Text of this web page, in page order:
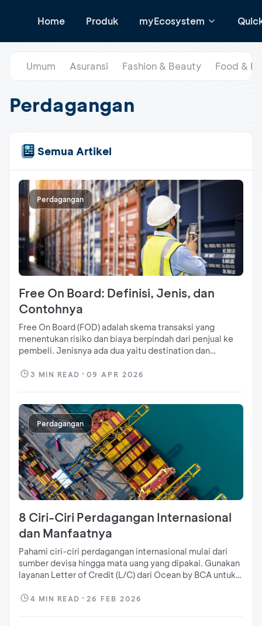
Home Produk myEcosystem
Umum Asuransi Fashion & Beauty Food &
Perdagangan
Semua Artikel
Perdagangan
Free On Board: Definisi, Jenis, dan
Contohnya
Free On Board (FOD) adalah skema transaksi yang
menentukan risiko dan biaya berpindah dari penjual ke
pembeli. Jenisnya ada dua yaitu destination dan
3 MIN READ 09 APR 2026
Perdagangan
8 Ciri-Ciri Perdagangan Internasional
dan Manfaatnya
Pahami ciri-ciri perdagangan internasional mulai dari
sumber devisa hingga mata uang yang dipakai. Gunakan
layanan Letter of Credit (L/C) dari Ocean by BCA untuk
4 MIN READ 26 FEB 2026